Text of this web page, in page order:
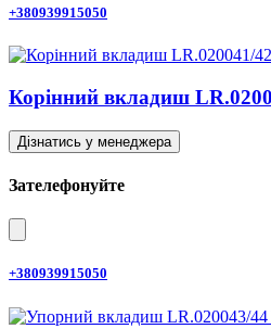
+380939915050
Корінний вкладиш
Дізнатись у менеджера
Зателефонуйте
+380939915050